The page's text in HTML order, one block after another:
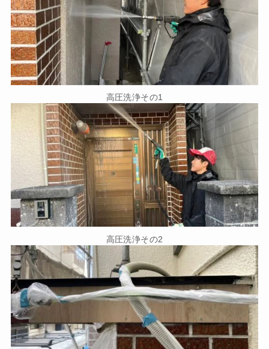
高圧洗浄その1
高圧洗浄その2